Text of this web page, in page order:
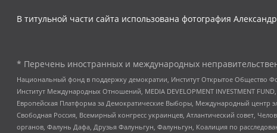
В титульной части сайта использована фотография
* Перечень иностранных и международных
Национальный фонд в поддержку демократии, Институт Открытое Общество
Институт Международных Отношений, MEDIA DEVELOPMENT INVESTMENT
Европейская Платформа за Демократические Выборы, Международный центр
Свободная Россия, Всемирный конгресс украинцев, Атлантический совет,
органов, Фалунь Дафа, Друзья Фалуньгун, Фалуньгун, Коалиция по